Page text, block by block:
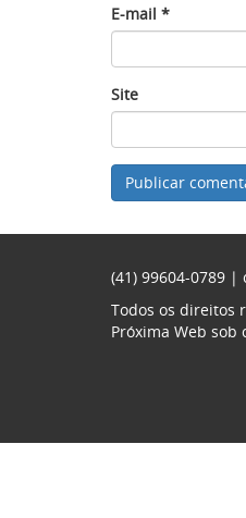
E-mail *
Site
(41) 99604-0789 |
Todos os direitos
Próxima Web sob